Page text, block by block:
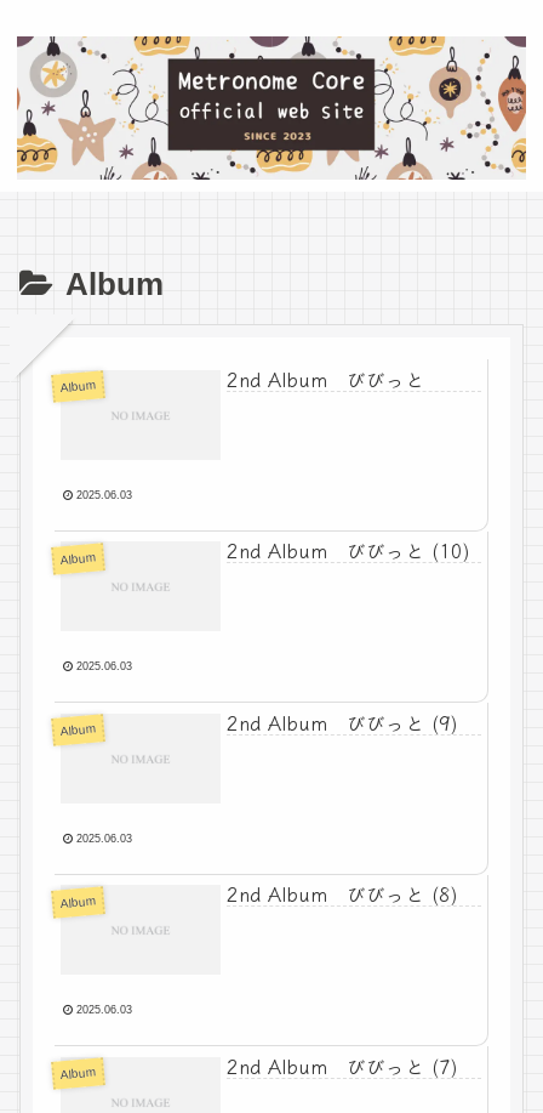
Album
Album 2nd Album びびっと
2025.06.03
Album 2nd Album びびっと (10)
2025.06.03
Album 2nd Album びびっと (9)
2025.06.03
Album 2nd Album びびっと (8)
2025.06.03
Album 2nd Album びびっと (7)